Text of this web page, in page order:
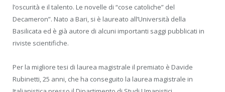
l’oscurità e il talento. Le novelle di “cose catoliche” del
Decameron”. Nato a Bari, si è laureato all’Università della
Basilicata ed è già autore di alcuni importanti saggi pubblicati in
riviste scientifiche.
Per la migliore tesi di laurea magistrale il premiato è Davide
Rubinetti, 25 anni, che ha conseguito la laurea magistrale in